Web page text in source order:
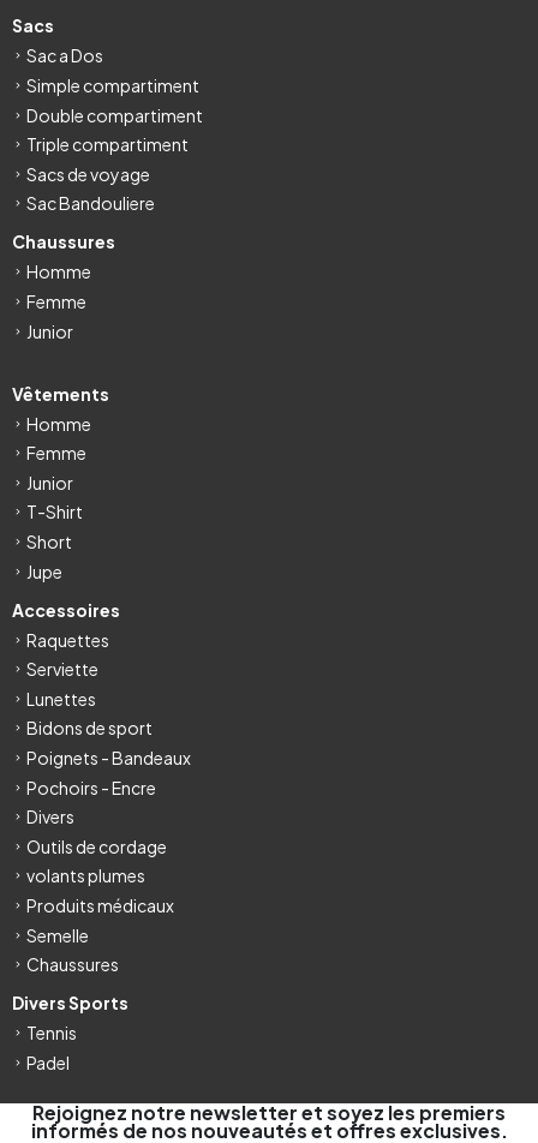
Sacs
Sac a Dos
Simple compartiment
Double compartiment
Triple compartiment
Sacs de voyage
Sac Bandouliere
Chaussures
Homme
Femme
Junior
Vêtements
Homme
Femme
Junior
T-Shirt
Short
Jupe
Accessoires
Raquettes
Serviette
Lunettes
Bidons de sport
Poignets - Bandeaux
Pochoirs - Encre
Divers
Outils de cordage
volants plumes
Produits médicaux
Semelle
Chaussures
Divers Sports
Tennis
Padel
Rejoignez notre newsletter et soyez les premiers
informés de nos nouveautés et offres exclusives.